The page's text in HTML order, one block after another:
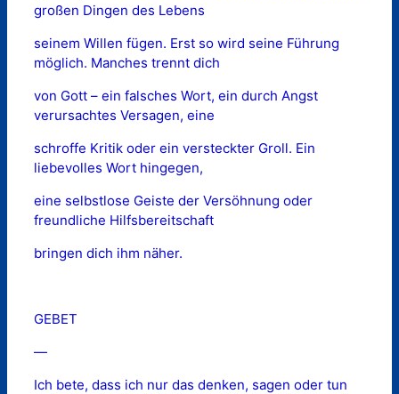
großen Dingen des Lebens
seinem Willen fügen. Erst so wird seine Führung
möglich. Manches trennt dich
von Gott – ein falsches Wort, ein durch Angst
verursachtes Versagen, eine
schroffe Kritik oder ein versteckter Groll. Ein
liebevolles Wort hingegen,
eine selbstlose Geiste der Versöhnung oder
freundliche Hilfsbereitschaft
bringen dich ihm näher.
GEBET
—
Ich bete, dass ich nur das denken, sagen oder tun